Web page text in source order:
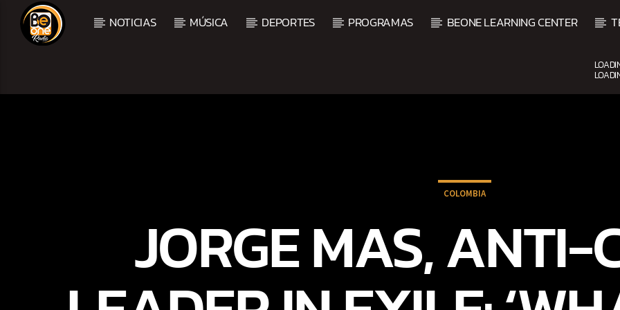
NOTICIAS MÚSICA DEPORTES PROGRAMAS BEONE LEARNING CENTER
COLOMBIA
JORGE MAS, ANTI-